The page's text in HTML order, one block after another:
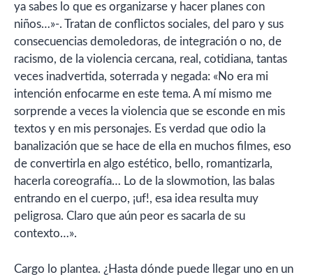
ya sabes lo que es organizarse y hacer planes con
niños…»-. Tratan de conflictos sociales, del paro y sus
consecuencias demoledoras, de integración o no, de
racismo, de la violencia cercana, real, cotidiana, tantas
veces inadvertida, soterrada y negada: «No era mi
intención enfocarme en este tema. A mí mismo me
sorprende a veces la violencia que se esconde en mis
textos y en mis personajes. Es verdad que odio la
banalización que se hace de ella en muchos filmes, eso
de convertirla en algo estético, bello, romantizarla,
hacerla coreografía… Lo de la slowmotion, las balas
entrando en el cuerpo, ¡uf!, esa idea resulta muy
peligrosa. Claro que aún peor es sacarla de su
contexto…».
Cargo lo plantea. ¿Hasta dónde puede llegar uno en un